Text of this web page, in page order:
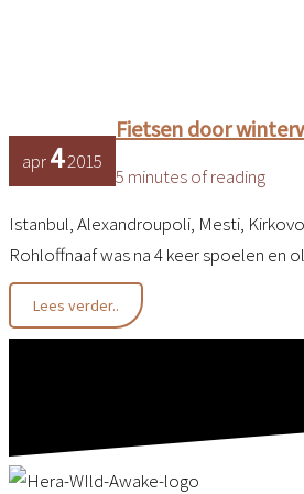
apr42015
Fietsen door
5 minutes of reading
Istanbul, Alexandroupoli, Mesti,
Rohloffnaaf was na 4 keer spoelen en
door
winterwonderland
Bulgarije
Lees verder..